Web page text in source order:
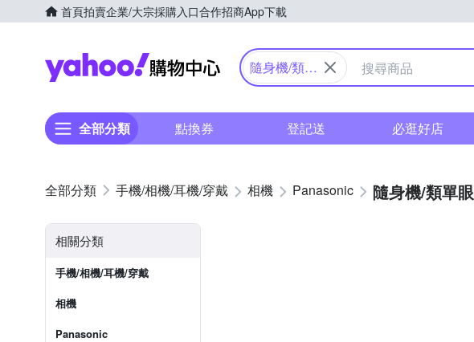
首頁拍賣企業/大宗採購入口合作招商App下載
Yahoo購物中心
隨身機/類單
全部分類 點換券 登記送 必逛好店
手機/相機/耳機/穿戴 相機 Panasonic 隨身機/類單眼
相關分類
手機/相機/耳機/穿戴
相機
Panasonic